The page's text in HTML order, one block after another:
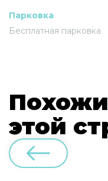
Парковка
Бесплатная парковка
этой